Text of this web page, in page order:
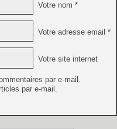
Votre nom *
Votre adresse email *
Votre site internet
par e-mail.
par e-mail.